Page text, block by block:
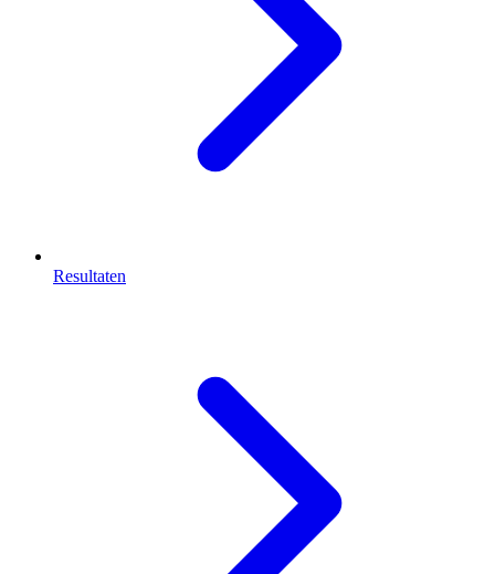
Resultaten